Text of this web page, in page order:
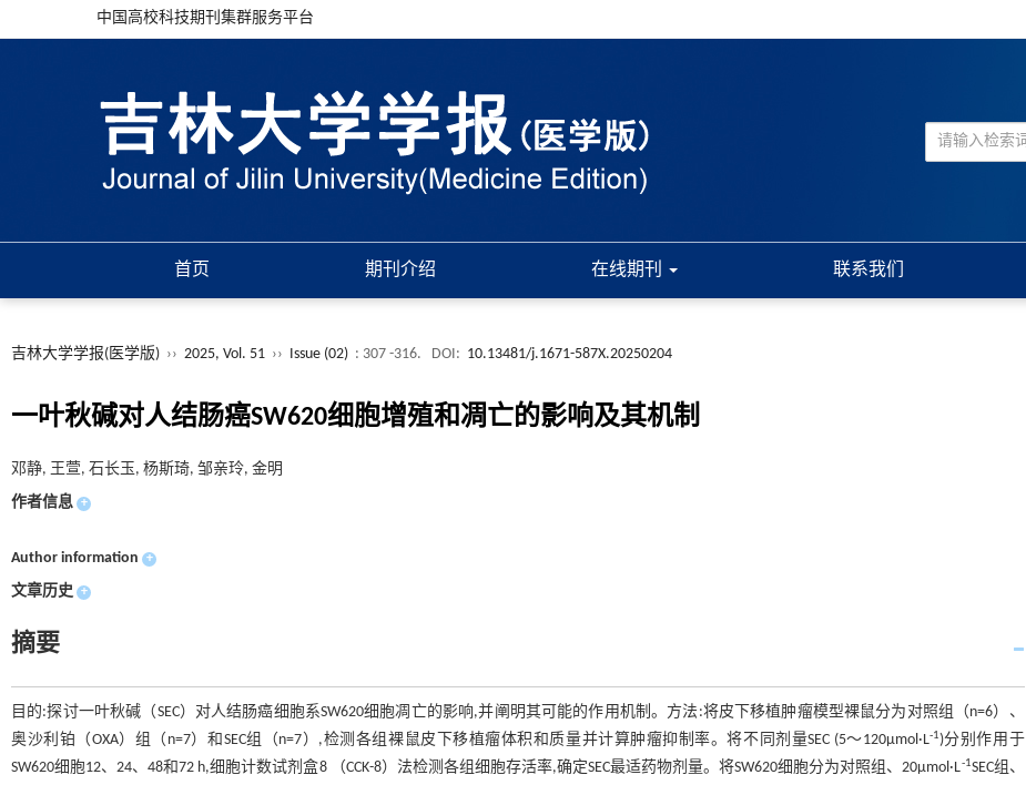
中国高校科技期刊集群服务平台
首页 期刊介绍 在线期刊 联系我们
吉林大学学报(医学版) ›› 2025, Vol. 51 ›› Issue (02) : 307 -316. DOI: 10.13481/j.1671-587X.20250204
一叶秋碱对人结肠癌SW620细胞增殖和凋亡的影响及其机制
邓静, 王萱, 石长玉, 杨斯琦, 邹亲玲, 金明
作者信息 +
Author information +
文章历史 +
摘要
目的:探讨一叶秋碱（SEC）对人结肠癌细胞系SW620细胞凋亡的影响,并阐明其可能的作用机制。方法:将皮下移植肿瘤模型裸鼠分为对照组（n=6）、
奥沙利铂（OXA）组（n=7）和SEC组（n=7）,检测各组裸鼠皮下移植瘤体积和质量并计算肿瘤抑制率。将不同剂量SEC (5～120μmol·L-1)分别作用于
SW620细胞12、24、48和72 h,细胞计数试剂盒8 （CCK-8）法检测各组细胞存活率,确定SEC最适药物剂量。将SW620细胞分为对照组、20μmol·L-1SEC组、